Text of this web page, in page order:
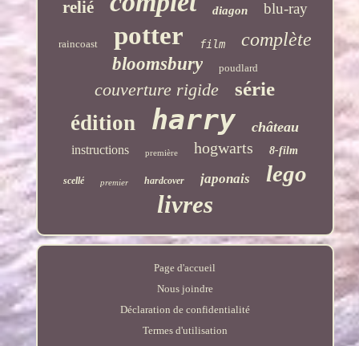
relié diagon blu-ray
raincoast potter film complète
bloomsbury poudlard
couverture rigide série
édition harry château
instructions première hogwarts 8-film
scellé premier hardcover japonais lego
livres
Page d'accueil
Nous joindre
Déclaration de confidentialité
Termes d'utilisation